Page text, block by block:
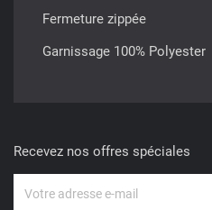
Fermeture zippée
Garnissage 100% Polyester
Recevez nos offres spéciales